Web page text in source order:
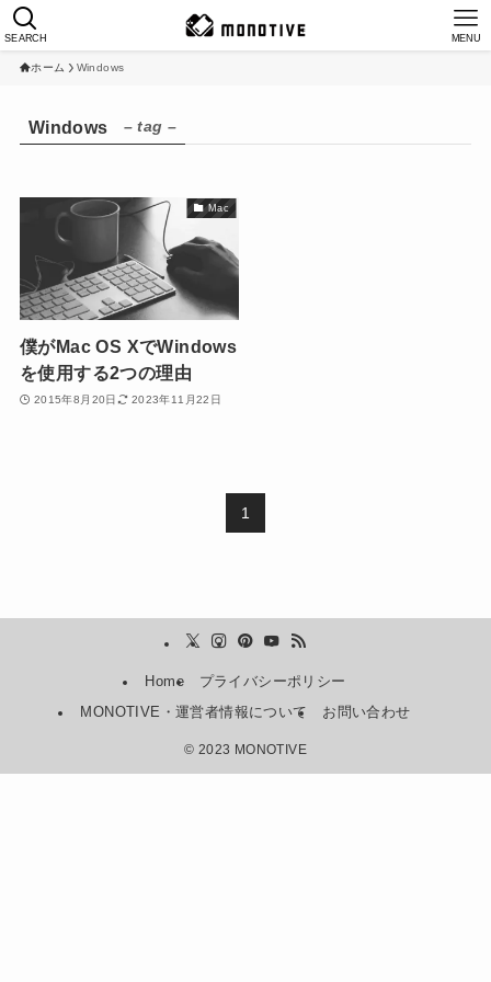
SEARCH MENU
ホーム Windows
Windows – tag –
Mac
僕がMac OS XでWindows
を使用する2つの理由
2015年8月20日 2023年11月22日
1
Home
プライバシーポリシー
MONOTIVE・運営者情報について
お問い合わせ
© 2023 MONOTIVE